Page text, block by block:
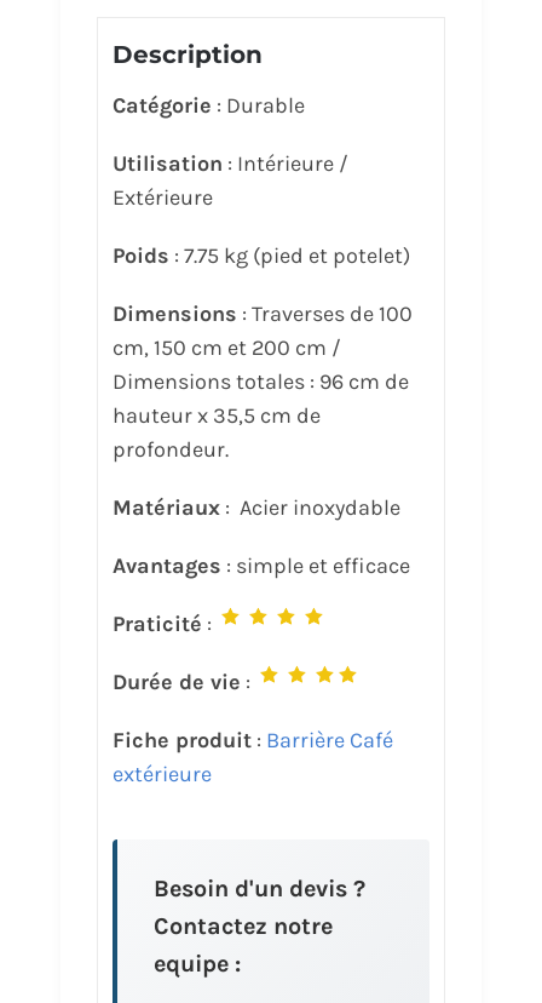
Description
Catégorie : Durable
Utilisation : Intérieure /
Extérieure
Poids : 7.75 kg (pied et potelet)
Dimensions : Traverses de 100
cm, 150 cm et 200 cm /
Dimensions totales : 96 cm de
hauteur x 35,5 cm de
profondeur.
Matériaux: Acier inoxydable
Avantages : simple et efficace
Praticité :
Durée de vie :
Fiche produit: Barrière Café
extérieure
Besoin d'un devis ?
Contactez notre
equipe :